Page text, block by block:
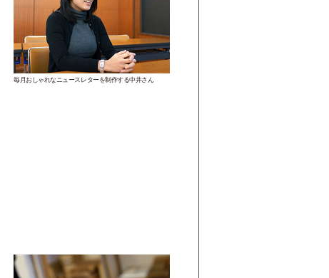
毎月おしゃれなニュースレターを制作する中井さん